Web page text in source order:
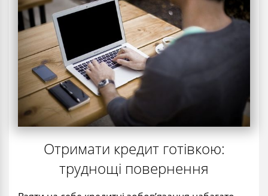
Отримати кредит готівкою:
труднощі повернення